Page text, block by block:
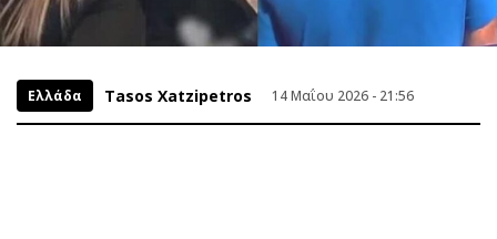
Ελλάδα Tasos Xatzipetros 14 Μαΐου 2026 - 21:56